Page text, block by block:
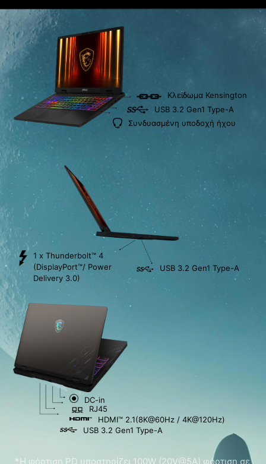
Κλείδωμα Kensington
USB 3.2 Gen1 Type-A
Συνδυασμένη υποδοχή ήχου
1 x Thunderbolt™ 4
(DisplayPort™/ Power
Delivery 3.0)
USB 3.2 Gen1 Type-A
DC-in
RJ45
HDMI™ 2.1(8K@60Hz / 4K@120Hz)
USB 3.2 Gen1 Type-A
*Η φόρτιση PD υποστηρίζει 100W (20V@5A) φόρτιση σε